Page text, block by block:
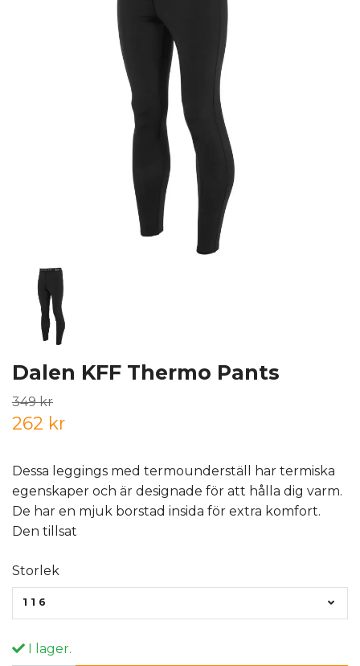
Dalen KFF Thermo Pants
349 kr
262 kr
Dessa leggings med termounderställ har termiska
egenskaper och är designade för att hålla dig varm.
De har en mjuk borstad insida för extra komfort.
Den tillsat
Storlek
116
I lager.